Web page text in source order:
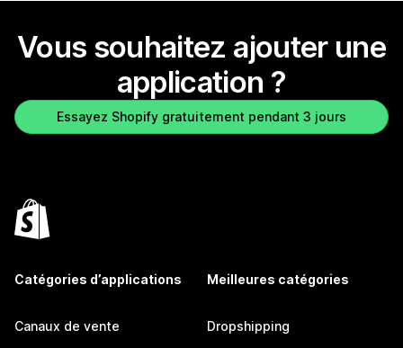
Vous souhaitez ajouter une
application ?
Essayez Shopify gratuitement pendant 3 jours
Catégories d’applications
Canaux de vente
Meilleures catégories
Dropshipping